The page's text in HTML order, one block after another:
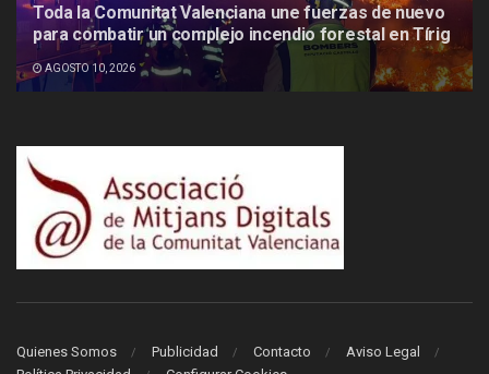
Toda la Comunitat Valenciana une fuerzas de nuevo
para combatir un complejo incendio forestal en Tírig
AGOSTO 10, 2026
Quienes Somos Publicidad Contacto
Aviso Legal